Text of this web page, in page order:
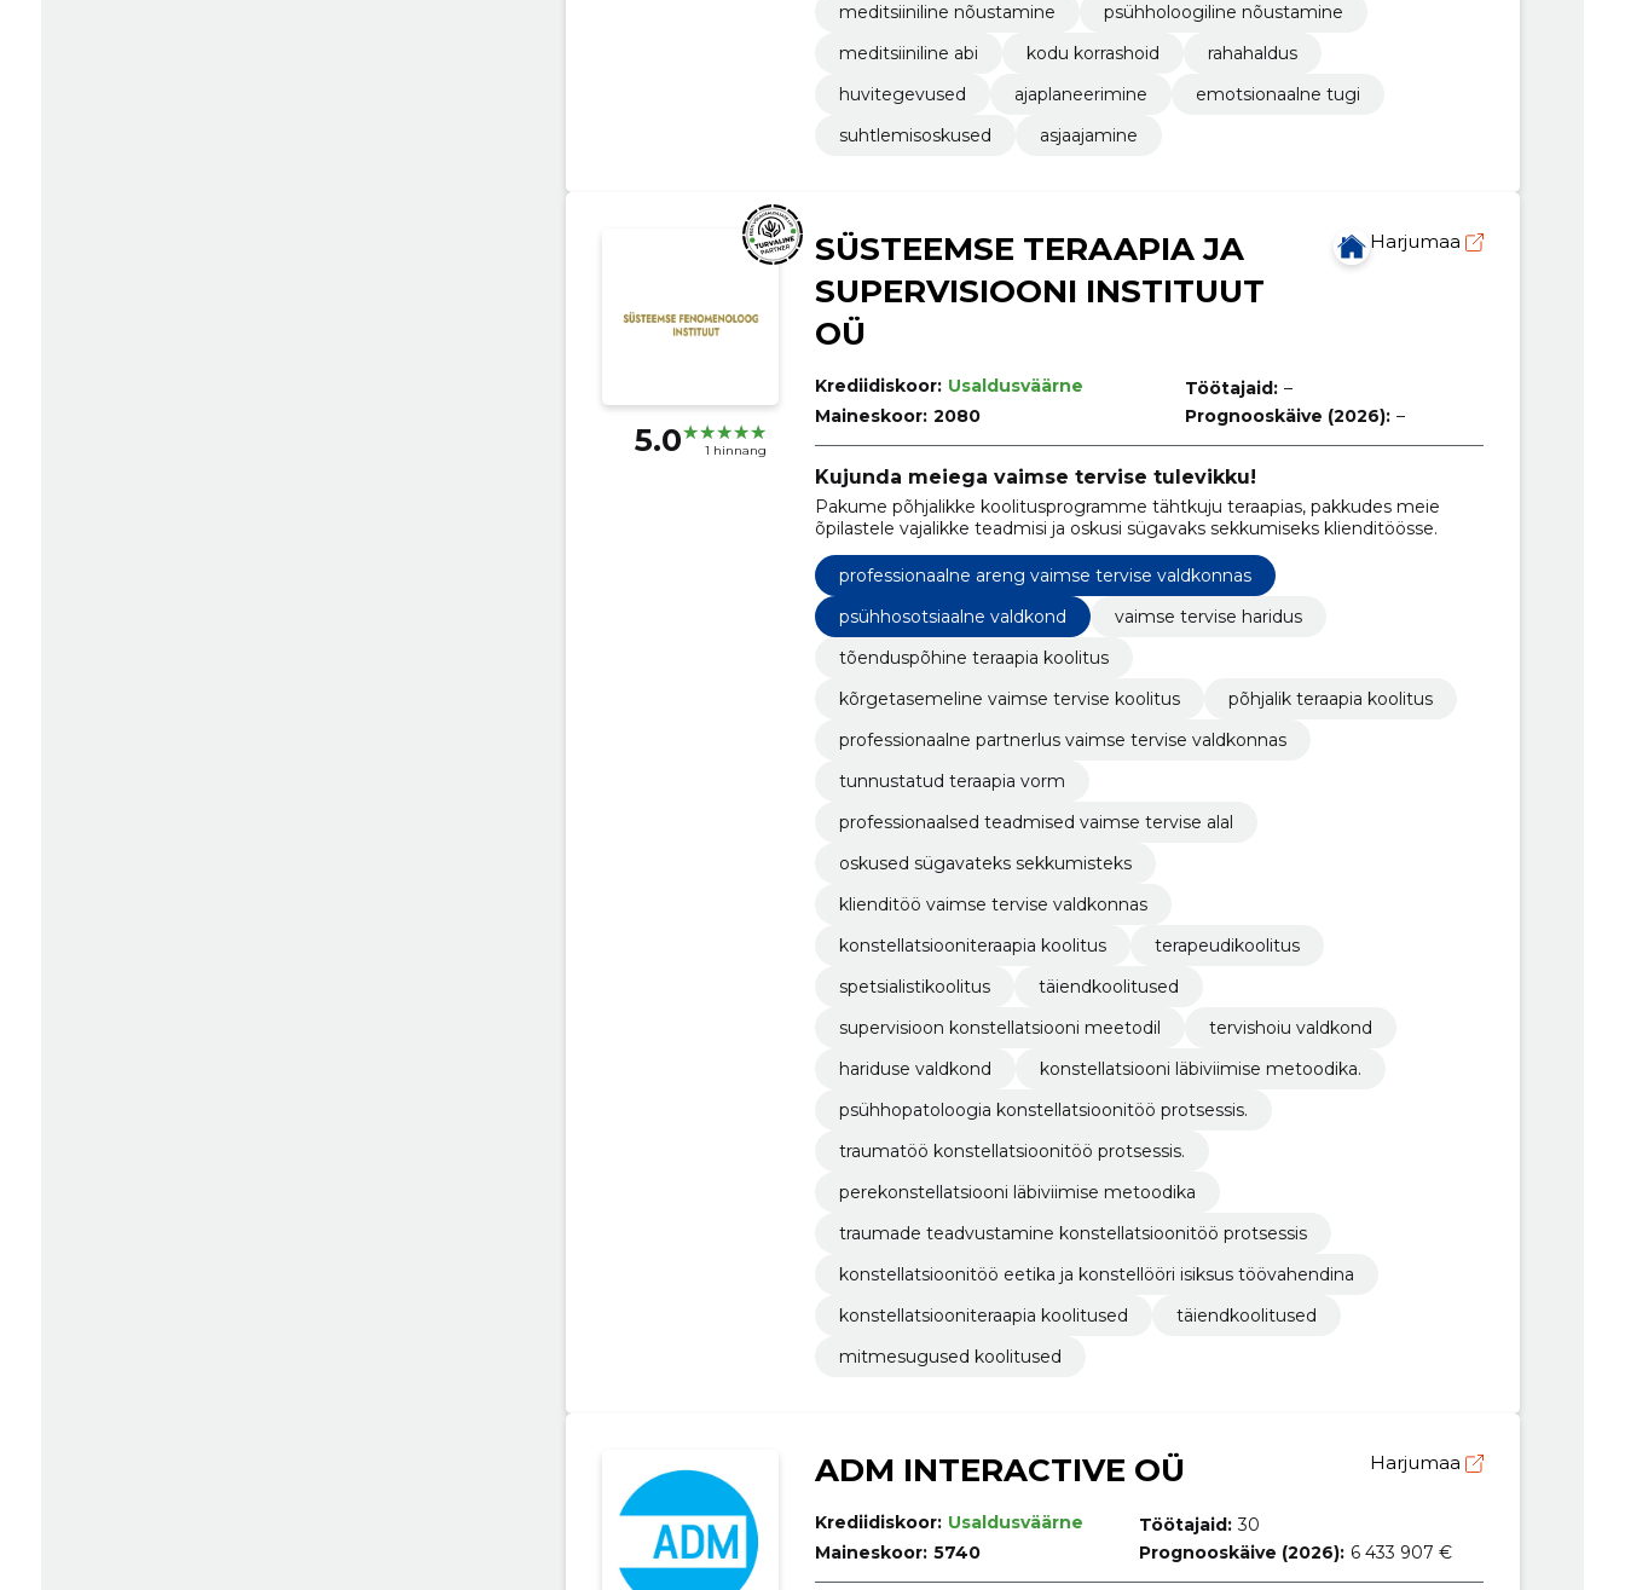
meditsiiniline nõustamine
psühholoogiline nõustamine
meditsiiniline abi
kodu korrashoid
rahahaldus
huvitegevused
ajaplaneerimine
emotsionaalne tugi
suhtlemisoskused
asjaajamine
5.0 1 hinnang
SÜSTEEMSE TERAAPIA JA
SUPERVISIOONI INSTITUUT
OÜ
Harjumaa
Krediidiskoor: Usaldusväärne
Maineskoor: 2080
Töötajaid: –
Prognooskäive (2026): –
Kujunda meiega vaimse tervise tulevikku!
Pakume põhjalikke koolitusprogramme tähtkuju teraapias, pakkudes meie
õpilastele vajalikke teadmisi ja oskusi sügavaks sekkumiseks klienditöösse.
professionaalne areng vaimse tervise valdkonnas
psühhosotsiaalne valdkond
vaimse tervise haridus
tõenduspõhine teraapia koolitus
kõrgetasemeline vaimse tervise koolitus
põhjalik teraapia koolitus
professionaalne partnerlus vaimse tervise valdkonnas
tunnustatud teraapia vorm
professionaalsed teadmised vaimse tervise alal
oskused sügavateks sekkumisteks
klienditöö vaimse tervise valdkonnas
konstellatsiooniteraapia koolitus
terapeudikoolitus
spetsialistikoolitus
täiendkoolitused
supervisioon konstellatsiooni meetodil
tervishoiu valdkond
hariduse valdkond
konstellatsiooni läbiviimise metoodika.
psühhopatoloogia konstellatsioonitöö protsessis.
traumatöö konstellatsioonitöö protsessis.
perekonstellatsiooni läbiviimise metoodika
traumade teadvustamine konstellatsioonitöö protsessis
konstellatsioonitöö eetika ja konstellööri isiksus töövahendina
konstellatsiooniteraapia koolitused
täiendkoolitused
mitmesugused koolitused
ADM INTERACTIVE OÜ Harjumaa
Krediidiskoor: Usaldusväärne
Maineskoor: 5740
Töötajaid: 30
Prognooskäive (2026): 6 433 907 €